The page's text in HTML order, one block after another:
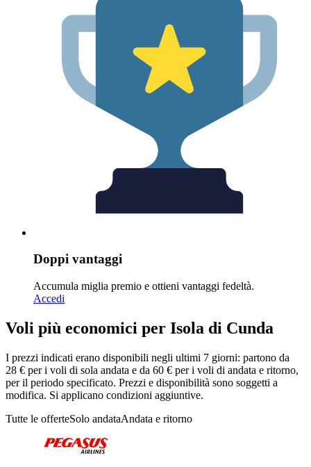
Doppi vantaggi
Accumula miglia premio e ottieni vantaggi fedeltà.
Accedi
Voli più economici per Isola di Cunda
I prezzi indicati erano disponibili negli ultimi 7 giorni: partono da
28 € per i voli di sola andata e da 60 € per i voli di andata e ritorno,
per il periodo specificato. Prezzi e disponibilità sono soggetti a
modifica. Si applicano condizioni aggiuntive.
Tutte le offerteSolo andataAndata e ritorno